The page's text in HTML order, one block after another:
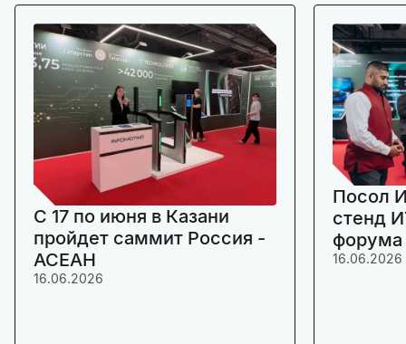
C 17 по июня в Казани
пройдет саммит Россия -
АСЕАН
16.06.2026
Посол
стенд
16.06.2026